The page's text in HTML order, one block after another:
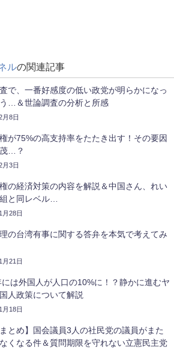
ルの関連記事
で、一番好感度の低い政党が明らかになっ
…＆世論調査の分析と所感
月8日
が75%の高支持率をたたき出す！その要因
…？
月3日
の経済対策の内容を解説＆中国さん、れい
と同レベル…
月28日
の台湾有事に関する答弁を本気で考えてみ
月21日
は外国人が人口の10%に！？静かに進むヤ
人政策について解説
月18日
まとめ】国会議員3人の社民党の議員がまた
くなる件＆質問期限を守れない立憲民主党